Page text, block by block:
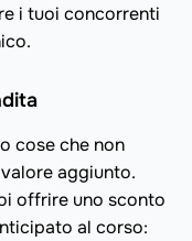
i tuoi concorrenti
cose che non
aggiunto.
offrire uno sconto
al corso: